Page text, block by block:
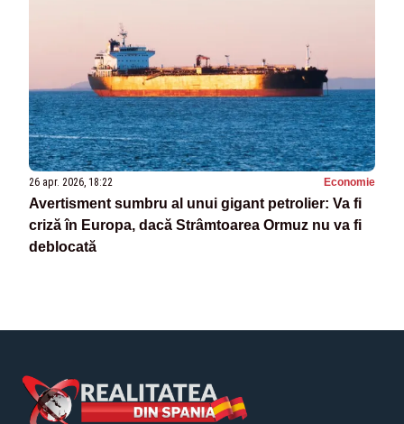
26 apr. 2026, 18:22 Economie
Avertisment sumbru al unui gigant petrolier: Va fi
criză în Europa, dacă Strâmtoarea Ormuz nu va fi
deblocată